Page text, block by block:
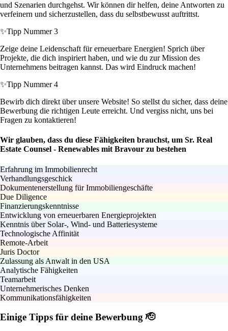
und Szenarien durchgehst. Wir können dir helfen, deine Antworten zu
verfeinern und sicherzustellen, dass du selbstbewusst auftrittst.
✨Tipp Nummer 3
Zeige deine Leidenschaft für erneuerbare Energien! Sprich über
Projekte, die dich inspiriert haben, und wie du zur Mission des
Unternehmens beitragen kannst. Das wird Eindruck machen!
✨Tipp Nummer 4
Bewirb dich direkt über unsere Website! So stellst du sicher, dass deine
Bewerbung die richtigen Leute erreicht. Und vergiss nicht, uns bei
Fragen zu kontaktieren!
Wir glauben, dass du diese Fähigkeiten brauchst, um Sr. Real
Estate Counsel - Renewables mit Bravour zu bestehen
Erfahrung im Immobilienrecht
Verhandlungsgeschick
Dokumentenerstellung für Immobiliengeschäfte
Due Diligence
Finanzierungskenntnisse
Entwicklung von erneuerbaren Energieprojekten
Kenntnis über Solar-, Wind- und Batteriesysteme
Technologische Affinität
Remote-Arbeit
Juris Doctor
Zulassung als Anwalt in den USA
Analytische Fähigkeiten
Teamarbeit
Unternehmerisches Denken
Kommunikationsfähigkeiten
Einige Tipps für deine Bewerbung 🫡